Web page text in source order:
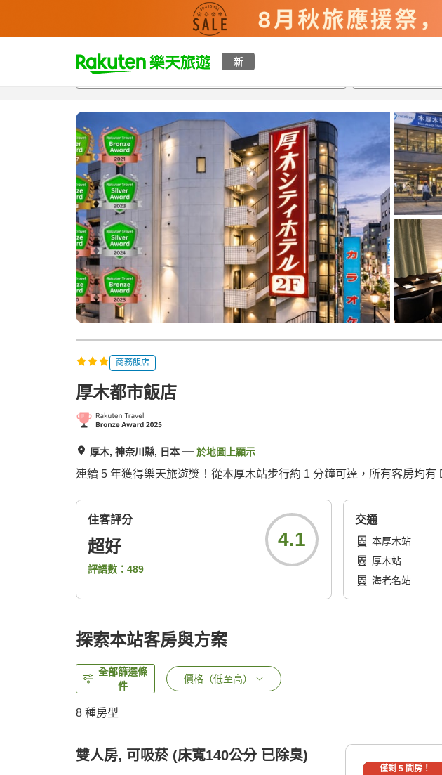
新
t
p
a
g
e
_
s
e
a
r
c
h
總覽客房與方案評語特點設施
商務飯店
厚木都市飯店
厚木, 神奈川縣, 日本 於地圖上顯示
連續 5 年獲得樂天旅遊獎！從本厚木站步行約 1 分鐘可達，所有客房均有
住客評分
超好
評語數： 489
4.1
交通
本厚木站
厚木站
海老名站
探索本站客房與方案
全部篩選條
件
價格（低至高）
8 種房型
雙人房, 可吸菸 (床寬140公分 已除臭)
僅剩 5間房！